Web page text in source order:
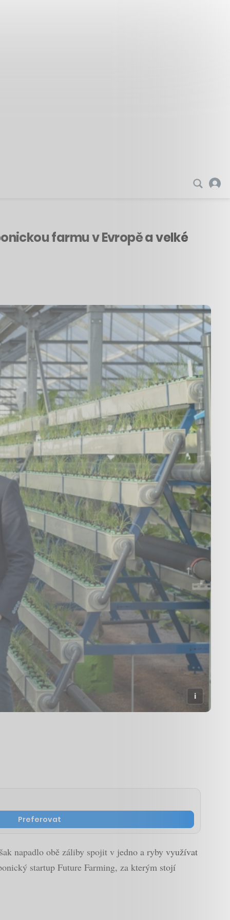
farmu v Evropě a velké
Preferovat
napadlo obě záliby spojit v jedno a ryby využívat
startup Future Farming, za kterým stojí